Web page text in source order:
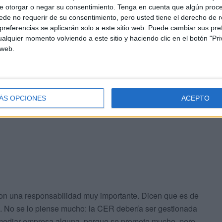
otorgar o negar su consentimiento. Tenga en cuenta que algún
no requerir de su consentimiento, pero usted tiene el derecho de
se aplicarán solo a este sitio web. Puede cambiar sus
momento volviendo a este sitio y haciendo clic en el botón
OPCIONES ACEPTO
obliga a prestar, como es la CER. La veterinaria
a ser empleados públicos, dependiendo
empresa intermediaria. De esta forma se evitaría
mayor estabilidad, mejor sueldo y mejores medios
personal necesario para desarrollar una CER
del material adecuado y actualizado, no el que
una responsabilidad muy importante. Dicen que es de
se lo piense mucho: la CER debería ser gestionada